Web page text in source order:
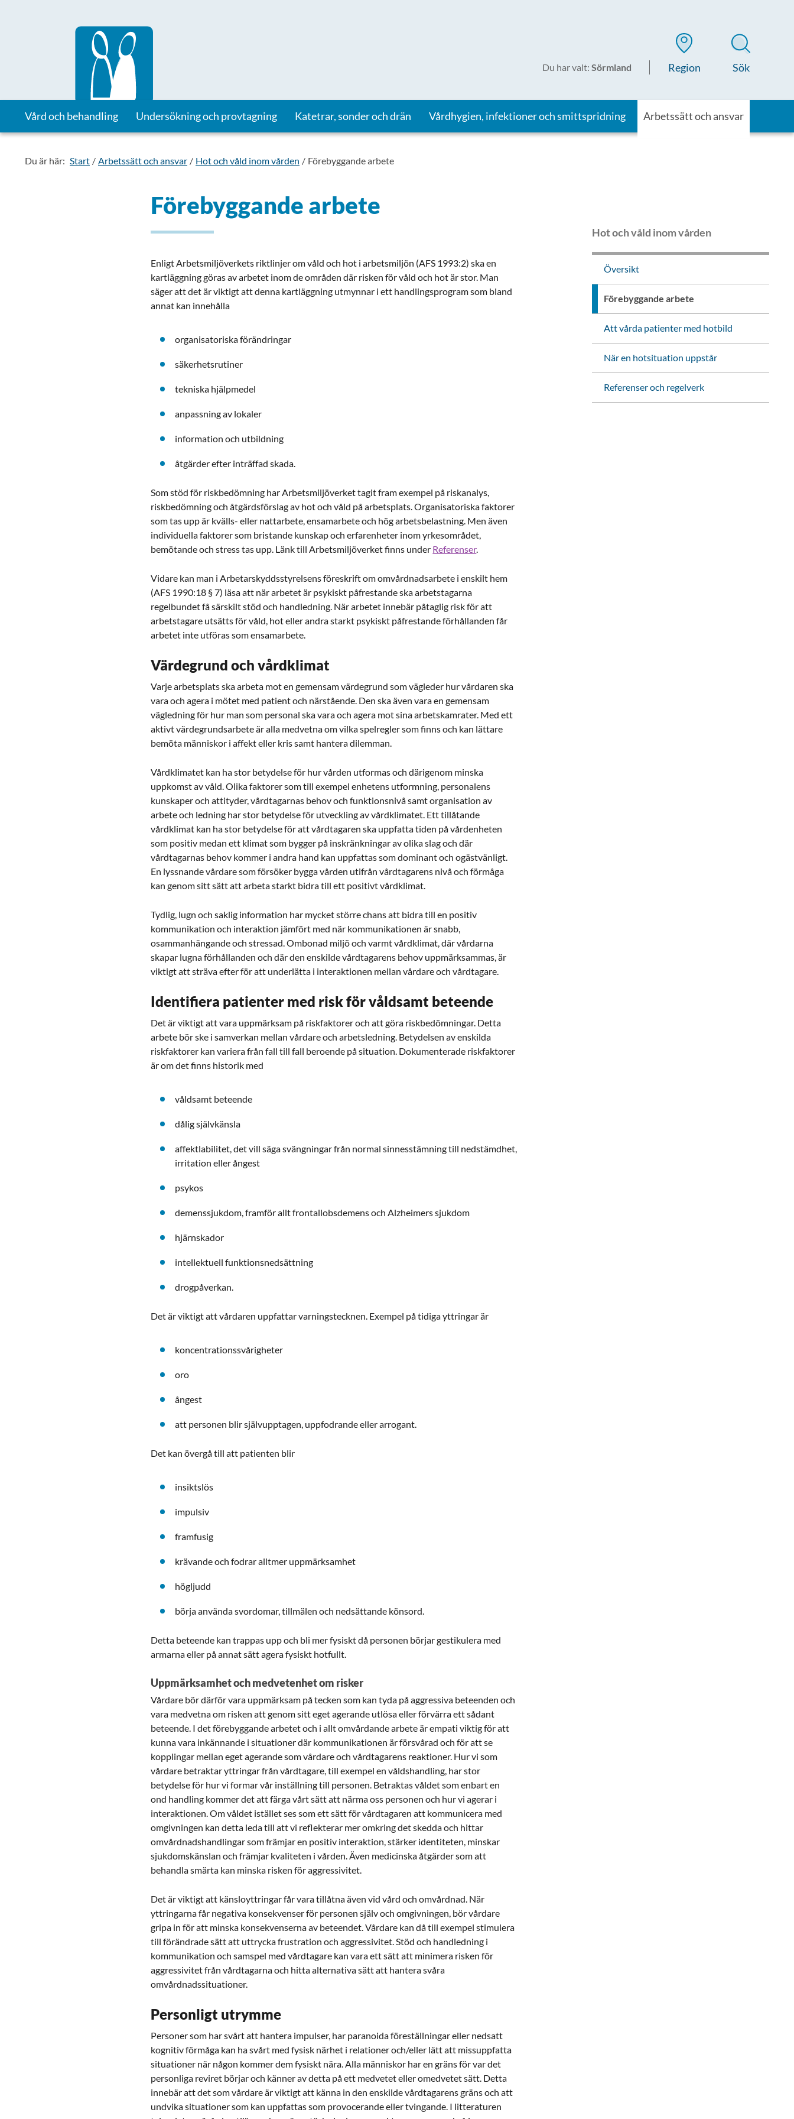
Till startsidan för Vårdhandboken
Du har valt: Sörmland Region Sök
Vård och behandling Undersökning och provtagning Katetrar, sonder och drän Vårdhygien, infektioner och smittspridning Arbetssätt och ansvar
Du är här: Start Arbetssätt och ansvar Hot och våld inom vården Förebyggande arbete
Förebyggande arbete
Enligt Arbetsmiljöverkets riktlinjer om våld och hot i arbetsmiljön (AFS 1993:2) ska en
kartläggning göras av arbetet inom de områden där risken för våld och hot är stor. Man
säger att det är viktigt att denna kartläggning utmynnar i ett handlingsprogram som bland
annat kan innehålla
organisatoriska förändringar
säkerhetsrutiner
tekniska hjälpmedel
anpassning av lokaler
information och utbildning
åtgärder efter inträffad skada.
Som stöd för riskbedömning har Arbetsmiljöverket tagit fram exempel på riskanalys,
riskbedömning och åtgärdsförslag av hot och våld på arbetsplats. Organisatoriska faktorer
som tas upp är kvälls- eller nattarbete, ensamarbete och hög arbetsbelastning. Men även
individuella faktorer som bristande kunskap och erfarenheter inom yrkesområdet,
bemötande och stress tas upp. Länk till Arbetsmiljöverket finns under Referenser.
Vidare kan man i Arbetarskyddsstyrelsens föreskrift om omvårdnadsarbete i enskilt hem
(AFS 1990:18 § 7) läsa att när arbetet är psykiskt påfrestande ska arbetstagarna
regelbundet få särskilt stöd och handledning. När arbetet innebär påtaglig risk för att
arbetstagare utsätts för våld, hot eller andra starkt psykiskt påfrestande förhållanden får
arbetet inte utföras som ensamarbete.
Värdegrund och vårdklimat
Varje arbetsplats ska arbeta mot en gemensam värdegrund som vägleder hur vårdaren ska
vara och agera i mötet med patient och närstående. Den ska även vara en gemensam
vägledning för hur man som personal ska vara och agera mot sina arbetskamrater. Med ett
aktivt värdegrundsarbete är alla medvetna om vilka spelregler som finns och kan lättare
bemöta människor i affekt eller kris samt hantera dilemman.
Vårdklimatet kan ha stor betydelse för hur vården utformas och därigenom minska
uppkomst av våld. Olika faktorer som till exempel enhetens utformning, personalens
kunskaper och attityder, vårdtagarnas behov och funktionsnivå samt organisation av
arbete och ledning har stor betydelse för utveckling av vårdklimatet. Ett tillåtande
vårdklimat kan ha stor betydelse för att vårdtagaren ska uppfatta tiden på vårdenheten
som positiv medan ett klimat som bygger på inskränkningar av olika slag och där
vårdtagarnas behov kommer i andra hand kan uppfattas som dominant och ogästvänligt.
En lyssnande vårdare som försöker bygga vården utifrån vårdtagarens nivå och förmåga
kan genom sitt sätt att arbeta starkt bidra till ett positivt vårdklimat.
Tydlig, lugn och saklig information har mycket större chans att bidra till en positiv
kommunikation och interaktion jämfört med när kommunikationen är snabb,
osammanhängande och stressad. Ombonad miljö och varmt vårdklimat, där vårdarna
skapar lugna förhållanden och där den enskilde vårdtagarens behov uppmärksammas, är
viktigt att sträva efter för att underlätta i interaktionen mellan vårdare och vårdtagare.
Identifiera patienter med risk för våldsamt beteende
Det är viktigt att vara uppmärksam på riskfaktorer och att göra riskbedömningar. Detta
arbete bör ske i samverkan mellan vårdare och arbetsledning. Betydelsen av enskilda
riskfaktorer kan variera från fall till fall beroende på situation. Dokumenterade riskfaktorer
är om det finns historik med
våldsamt beteende
dålig självkänsla
affektlabilitet, det vill säga svängningar från normal sinnesstämning till nedstämdhet,
irritation eller ångest
psykos
demenssjukdom, framför allt frontallobsdemens och Alzheimers sjukdom
hjärnskador
intellektuell funktionsnedsättning
drogpåverkan.
Det är viktigt att vårdaren uppfattar varningstecknen. Exempel på tidiga yttringar är
koncentrationssvårigheter
oro
ångest
att personen blir självupptagen, uppfodrande eller arrogant.
Det kan övergå till att patienten blir
insiktslös
impulsiv
framfusig
krävande och fodrar alltmer uppmärksamhet
högljudd
börja använda svordomar, tillmälen och nedsättande könsord.
Detta beteende kan trappas upp och bli mer fysiskt då personen börjar gestikulera med
armarna eller på annat sätt agera fysiskt hotfullt.
Uppmärksamhet och medvetenhet om risker
Vårdare bör därför vara uppmärksam på tecken som kan tyda på aggressiva beteenden och
vara medvetna om risken att genom sitt eget agerande utlösa eller förvärra ett sådant
beteende. I det förebyggande arbetet och i allt omvårdande arbete är empati viktig för att
kunna vara inkännande i situationer där kommunikationen är försvårad och för att se
kopplingar mellan eget agerande som vårdare och vårdtagarens reaktioner. Hur vi som
vårdare betraktar yttringar från vårdtagare, till exempel en våldshandling, har stor
betydelse för hur vi formar vår inställning till personen. Betraktas våldet som enbart en
ond handling kommer det att färga vårt sätt att närma oss personen och hur vi agerar i
interaktionen. Om våldet istället ses som ett sätt för vårdtagaren att kommunicera med
omgivningen kan detta leda till att vi reflekterar mer omkring det skedda och hittar
omvårdnadshandlingar som främjar en positiv interaktion, stärker identiteten, minskar
sjukdomskänslan och främjar kvaliteten i vården. Även medicinska åtgärder som att
behandla smärta kan minska risken för aggressivitet.
Det är viktigt att känsloyttringar får vara tillåtna även vid vård och omvårdnad. När
yttringarna får negativa konsekvenser för personen själv och omgivningen, bör vårdare
gripa in för att minska konsekvenserna av beteendet. Vårdare kan då till exempel stimulera
till förändrade sätt att uttrycka frustration och aggressivitet. Stöd och handledning i
kommunikation och samspel med vårdtagare kan vara ett sätt att minimera risken för
aggressivitet från vårdtagarna och hitta alternativa sätt att hantera svåra
omvårdnadssituationer.
Personligt utrymme
Personer som har svårt att hantera impulser, har paranoida föreställningar eller nedsatt
kognitiv förmåga kan ha svårt med fysisk närhet i relationer och/eller lätt att missuppfatta
situationer när någon kommer dem fysiskt nära. Alla människor har en gräns för var det
personliga reviret börjar och känner av detta på ett medvetet eller omedvetet sätt. Detta
innebär att det som vårdare är viktigt att känna in den enskilde vårdtagarens gräns och att
undvika situationer som kan uppfattas som provocerande eller tvingande. I litteraturen
Hot och våld inom vården
Översikt
Förebyggande arbete
Att vårda patienter med hotbild
När en hotsituation uppstår
Referenser och regelverk